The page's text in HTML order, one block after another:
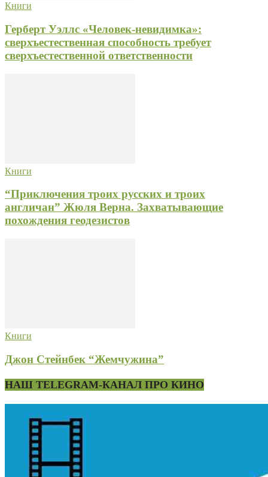
Книги
Герберт Уэллс «Человек-невидимка»:
сверхъестественная способность требует
сверхъестественной ответственности
Книги
“Приключения троих русских и троих
англичан” Жюля Верна. Захватывающие
похождения геодезистов
Книги
Джон Стейнбек “Жемчужина”
НАШ TELEGRAM-КАНАЛ ПРО КИНО